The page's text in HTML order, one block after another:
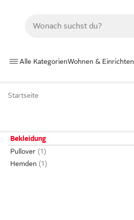
Alle KategorienWohnen & Einrichten
Startseite
Bekleidung
Pullover
Hemden